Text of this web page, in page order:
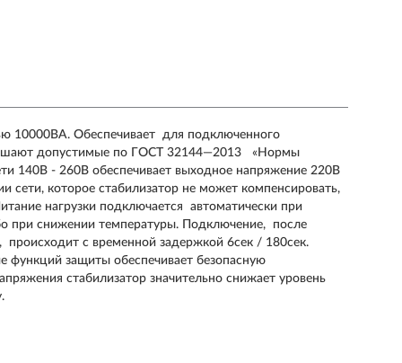
10000ВА. Обеспечивает для подключенного
допустимые по ГОСТ 32144―2013 «Нормы
140В - 260В обеспечивает выходное напряжение 220В
которое стабилизатор не может компенсировать,
нагрузки подключается автоматически при
при снижении температуры. Подключение, после
происходит с временной задержкой 6сек / 180сек.
функций защиты обеспечивает безопасную
стабилизатор значительно снижает уровень